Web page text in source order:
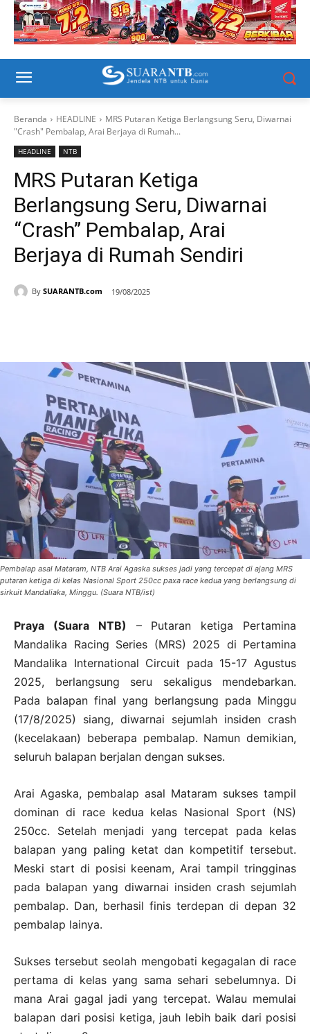
Beranda HEADLINE
MRS Putaran Ketiga Berlangsung Seru, Diwarnai
"Crash" Pembalap, Arai Berjaya di Rumah...
HEADLINE NTB
MRS Putaran Ketiga
Berlangsung Seru, Diwarnai
“Crash” Pembalap, Arai
Berjaya di Rumah Sendiri
By SUARANTB.com 19/08/2025
Pembalap asal Mataram, NTB Arai Agaska sukses jadi yang tercepat di ajang MRS
putaran ketiga di kelas Nasional Sport 250cc paxa race kedua yang berlangsung di
sirkuit Mandaliaka, Minggu. (Suara NTB/ist)
Praya (Suara NTB) – Putaran ketiga Pertamina
Mandalika Racing Series (MRS) 2025 di Pertamina
Mandalika International Circuit pada 15-17 Agustus
2025, berlangsung seru sekaligus mendebarkan.
Pada balapan final yang berlangsung pada Minggu
(17/8/2025) siang, diwarnai sejumlah insiden crash
(kecelakaan) beberapa pembalap. Namun demikian,
seluruh balapan berjalan dengan sukses.
Arai Agaska, pembalap asal Mataram sukses tampil
dominan di race kedua kelas Nasional Sport (NS)
250cc. Setelah menjadi yang tercepat pada kelas
balapan yang paling ketat dan kompetitif tersebut.
Meski start di posisi keenam, Arai tampil tringginas
pada balapan yang diwarnai insiden crash sejumlah
pembalap. Dan, berhasil finis terdepan di depan 32
pembalap lainya.
Sukses tersebut seolah mengobati kegagalan di race
pertama di kelas yang sama sehari sebelumnya. Di
mana Arai gagal jadi yang tercepat. Walau memulai
balapan dari posisi ketiga, jauh lebih baik dari posisi